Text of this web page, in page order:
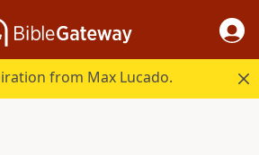
from Max Lucado.